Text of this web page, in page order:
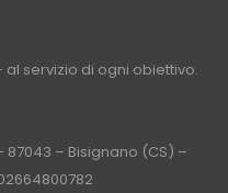
servizio di ogni obiettivo.
87043 – Bisignano (CS) –